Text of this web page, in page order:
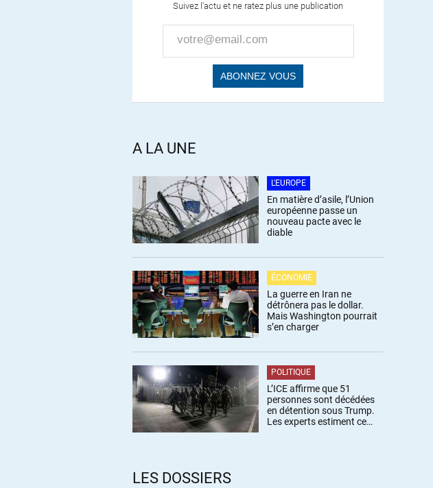
Suivez l'actu et ne ratez plus une publication
A LA UNE
L'EUROPE
En matière d’asile, l’Union
européenne passe un
nouveau pacte avec le
diable
ÉCONOMIE
La guerre en Iran ne
détrônera pas le dollar.
Mais Washington pourrait
s’en charger
POLITIQUE
L’ICE affirme que 51
personnes sont décédées
en détention sous Trump.
Les experts estiment ce
LES DOSSIERS